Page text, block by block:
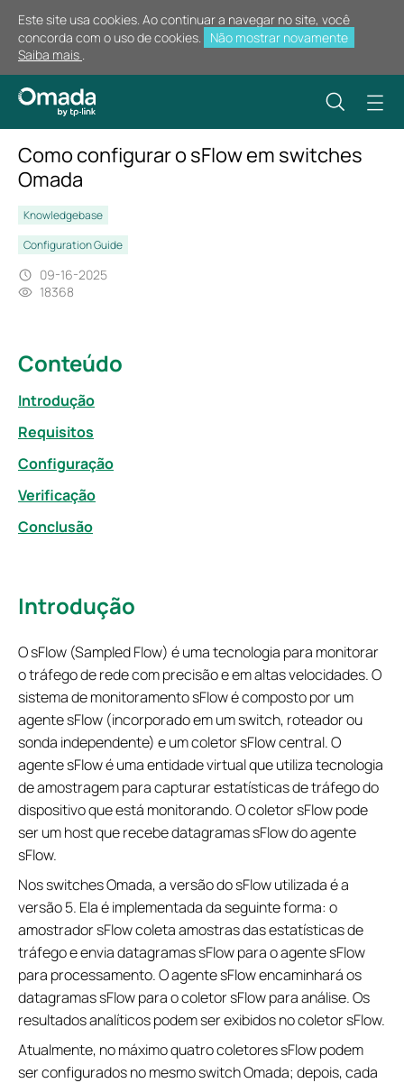
Este site usa cookies. Ao continuar a navegar no site, você
concorda com o uso de cookies.
Não mostrar novamente
Saiba mais .
Como configurar o sFlow em switches
Omada
Knowledgebase
Configuration Guide
09-16-2025
18368
Conteúdo
Introdução
Requisitos
Configuração
Verificação
Conclusão
Introdução
O sFlow (Sampled Flow) é uma tecnologia para monitorar
o tráfego de rede com precisão e em altas velocidades. O
sistema de monitoramento sFlow é composto por um
agente sFlow (incorporado em um switch, roteador ou
sonda independente) e um coletor sFlow central. O
agente sFlow é uma entidade virtual que utiliza tecnologia
de amostragem para capturar estatísticas de tráfego do
dispositivo que está monitorando. O coletor sFlow pode
ser um host que recebe datagramas sFlow do agente
sFlow.
Nos switches Omada, a versão do sFlow utilizada é a
versão 5. Ela é implementada da seguinte forma: o
amostrador sFlow coleta amostras das estatísticas de
tráfego e envia datagramas sFlow para o agente sFlow
para processamento. O agente sFlow encaminhará os
datagramas sFlow para o coletor sFlow para análise. Os
resultados analíticos podem ser exibidos no coletor sFlow.
Atualmente, no máximo quatro coletores sFlow podem
ser configurados no mesmo switch Omada; depois, cada